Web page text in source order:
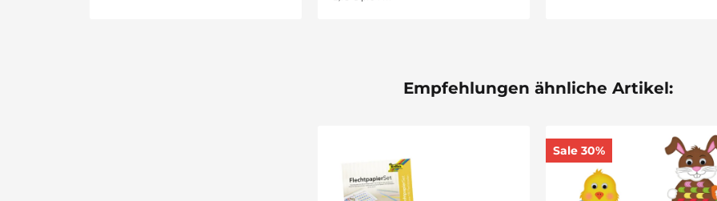
Empfehlungen ähnliche Artikel:
Sale 30%